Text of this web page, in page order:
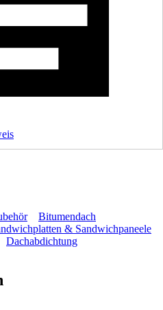
Bitumendach
& Sandwichpaneele
Dachabdichtung